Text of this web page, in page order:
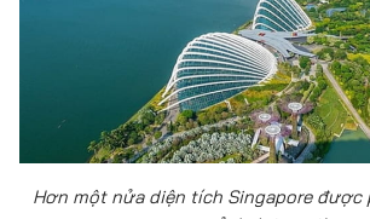
Hơn một nửa diện tích Singapore được